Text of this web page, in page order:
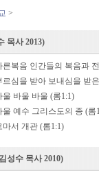
>
목사 2013)
른복음 인간들의 복음과
르심을 받아 보내심을 받
울 바울 바울 (롬1:1)
울 예수 그리스도의 종 (롬
마서 개관 (롬1:1)
성수 목사 2010)